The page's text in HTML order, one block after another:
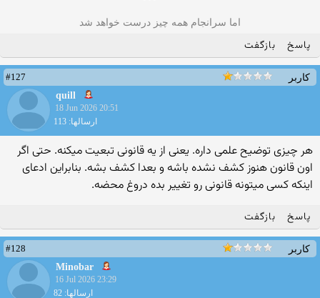
اما سرانجام همه چیز درست خواهد شد
پاسخ بازگفت
کاربر
#127
quill
18 Jun 2026 20:51
ارسالها: 113
هر چیزی توضیح علمی داره. یعنی از یه قانونی تبعیت میکنه. حتی اگر
اون قانون هنوز کشف نشده باشه و بعدا کشف بشه. بنابراین ادعای
اینکه کسی میتونه قانونی رو تغییر بده دروغ محضه.
پاسخ بازگفت
کاربر
#128
Minobar
16 Jul 2026 23:29
ارسالها: 82